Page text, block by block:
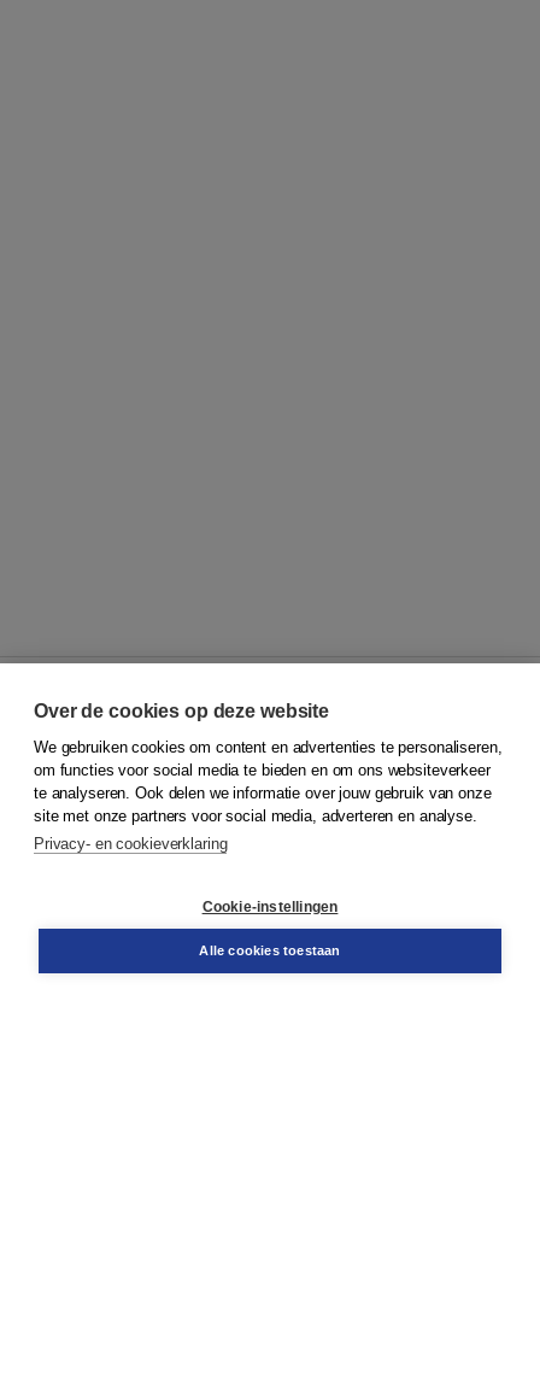
© 2026Koninklijke Boom uitgevers
Klantenservice
Service & informatie
Contact
Over de cookies op deze website
We gebruiken cookies om content en advertenties te personaliseren,
om functies voor social media te bieden en om ons websiteverkeer
te analyseren. Ook delen we informatie over jouw gebruik van onze
site met onze partners voor social media, adverteren en analyse.
Privacy- en cookieverklaring
Cookie-instellingen
Alle cookies toestaan